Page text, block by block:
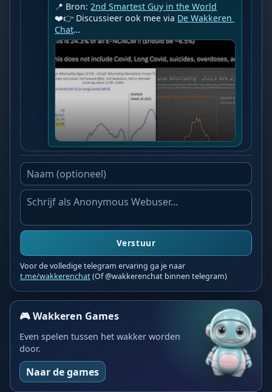
📍 Bron: 2nd Smartest Guy in the World
❤️👉 Discussieer ook mee via De Wakkeren
Chat…
Verstuur
Voor de volledige telegram ervaring ga je naar
t.me/wakkerenchat(Of @wakkerenchat binnen telegram)
🎮 Wakkeren Games
Even spelen tussen het wakker worden
door.
Naar de games